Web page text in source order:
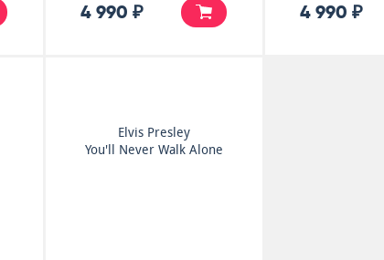
4 990 ₽ 4 990 ₽
Elvis Presley
You'll Never Walk Alone